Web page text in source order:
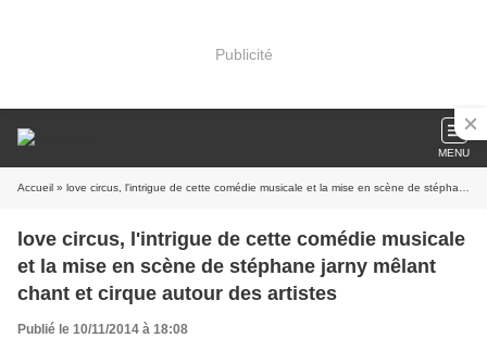
Publicité
MENU
Accueil » love circus, l'intrigue de cette comédie musicale et la mise en scène de stéphane jarny mêlant chant et cirque autour des artistes
love circus, l'intrigue de cette comédie musicale
et la mise en scène de stéphane jarny mêlant
chant et cirque autour des artistes
Publié le 10/11/2014 à 18:08